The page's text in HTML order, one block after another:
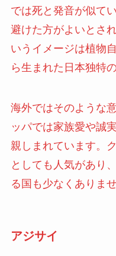
では死と発音が似て
避けた方がよいとさ
いうイメージは植物
ら生まれた日本独特
海外ではそのような
ッパでは家族愛や誠
親しまれています。
としても人気があり
る国も少なくありませ
アジサイ